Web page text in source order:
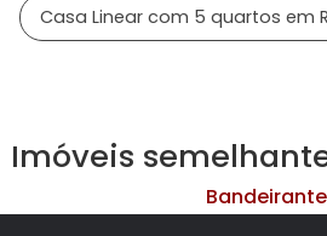
Casa Linear com 5 quartos em
Imóveis